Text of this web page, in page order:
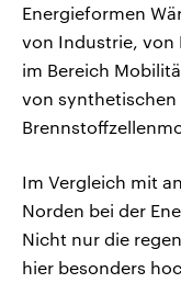
Energieformen
von Industrie, von
im Bereich
von synthetischen
Im Vergleich mit
Norden bei der
Nicht nur die
hier besonders